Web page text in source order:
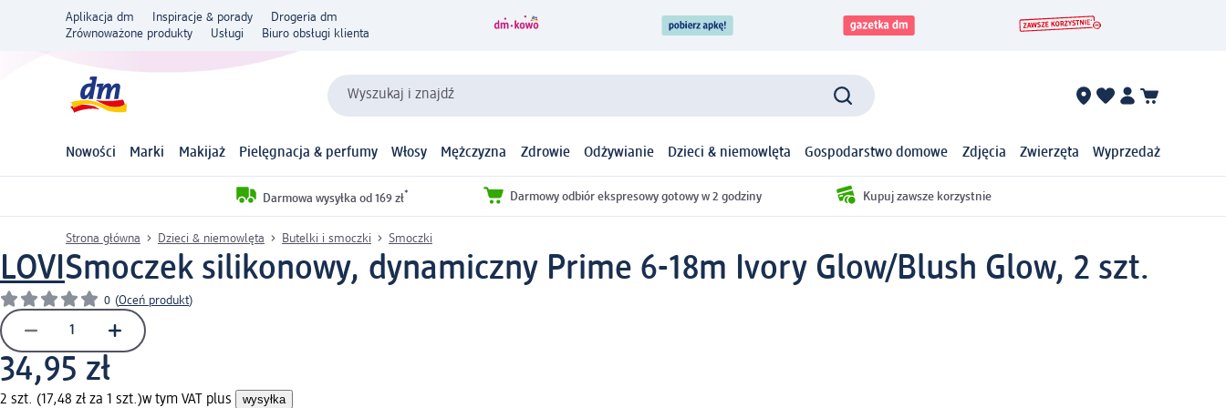
Aplikacja dm Inspiracje & porady
Drogeria dm
Zrównoważone produkty
Usługi Biuro obsługi klienta
Wyszukaj i znajdź
Nowości Marki Makijaż Pielęgnacja & perfumy Włosy Mężczyzna Zdrowie Odżywianie Dzieci & niemowlęta Gospodarstwo domowe Zdjęcia Zwierzęta Wyprzedaż
Darmowa wysyłka od 169 zł* Darmowy odbiór ekspresowy gotowy w 2 godziny Kupuj zawsze korzystnie
Strona główna Dzieci & niemowlęta Butelki i smoczki Smoczki
LOVISmoczek silikonowy, dynamiczny Prime 6-18m Ivory Glow/Blush Glow, 2 szt.
0 (Oceń produkt)
34,95 zł
2 szt. (17,48 zł za 1 szt.)w tym VAT plus wysyłka